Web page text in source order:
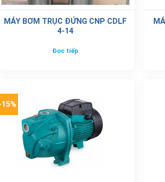
MÁY BƠM TRỤC ĐỨNG CNP CDLF
4-14
Đọc tiếp
15%